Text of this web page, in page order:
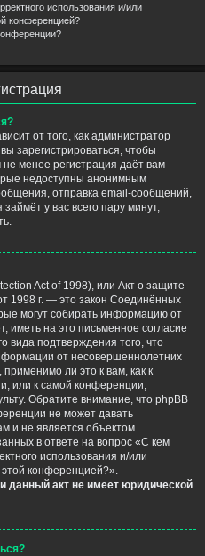
использования и/или
конференцией?
от того, как администратор
зарегистрироваться, чтобы
менее регистрация даёт вам
недоступны анонимным
отправка email-сообщений,
займёт у вас всего пару минут,
Act of 1998), или Акт о защите
1998 г. — это закон Соединённых
могут собирать информацию от
на это письменное согласие
вида подтверждения того, что
от несовершеннолетних
ли это к вам, как к
или к самой конференции,
Обратите внимание, что phpBB
не может давать
и не является объектом
в ответе на вопрос «С кем
использования и/или
этой конференцией?».
данный акт не имеет юридической